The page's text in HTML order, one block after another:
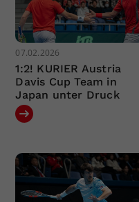
07.02.2026
1:2! KURIER Austria
Davis Cup Team in
Japan unter Druck